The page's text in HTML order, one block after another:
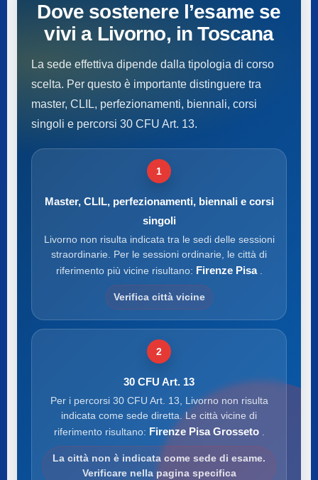
Dove sostenere l’esame se
vivi a Livorno, in Toscana
La sede effettiva dipende dalla tipologia di corso
scelta. Per questo è importante distinguere tra
master, CLIL, perfezionamenti, biennali, corsi
singoli e percorsi 30 CFU Art. 13.
1
Master, CLIL, perfezionamenti, biennali e corsi
singoli
Livorno non risulta indicata tra le sedi delle sessioni
straordinarie. Per le sessioni ordinarie, le città di
riferimento più vicine risultano: Firenze Pisa
Verifica città vicine
2
30 CFU Art. 13
Per i percorsi 30 CFU Art. 13, Livorno non risulta
indicata come sede diretta. Le città vicine di
riferimento risultano: Firenze Pisa Grosseto
La città non è indicata come sede di esame.
Verificare nella pagina specifica